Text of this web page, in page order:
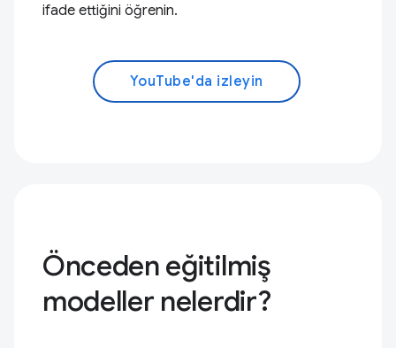
ifade ettiğini öğrenin.
YouTube'da izleyin
Önceden eğitilmiş
modeller nelerdir?